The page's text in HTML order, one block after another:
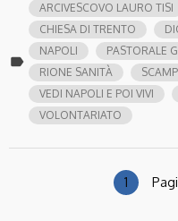
label
ARCIVESCOVO LAURO TISI
CHIESA DI TRENTO
NAPOLI
PASTORALE
RIONE SANITÀ
VEDI NAPOLI E POI VIVI
VOLONTARIATO
1